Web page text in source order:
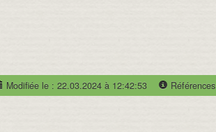
Modifiée le : 22.03.2024 à 12:42:53 Références